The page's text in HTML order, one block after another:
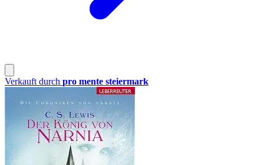
Verkauft durch pro mente steiermark